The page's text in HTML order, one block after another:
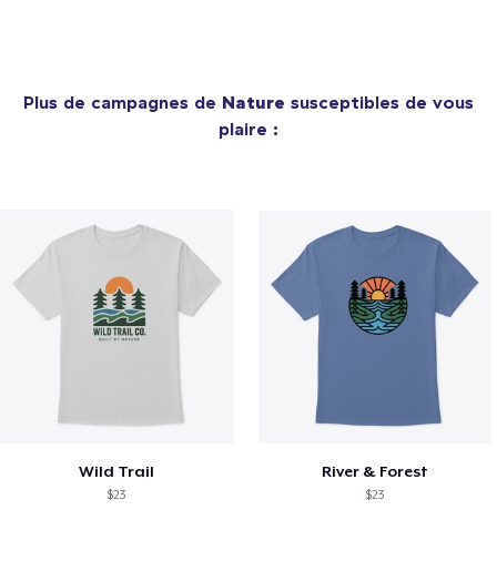
Plus de campagnes de Nature susceptibles de vous
plaire :
Wild Trail
$23
River & Forest
$23